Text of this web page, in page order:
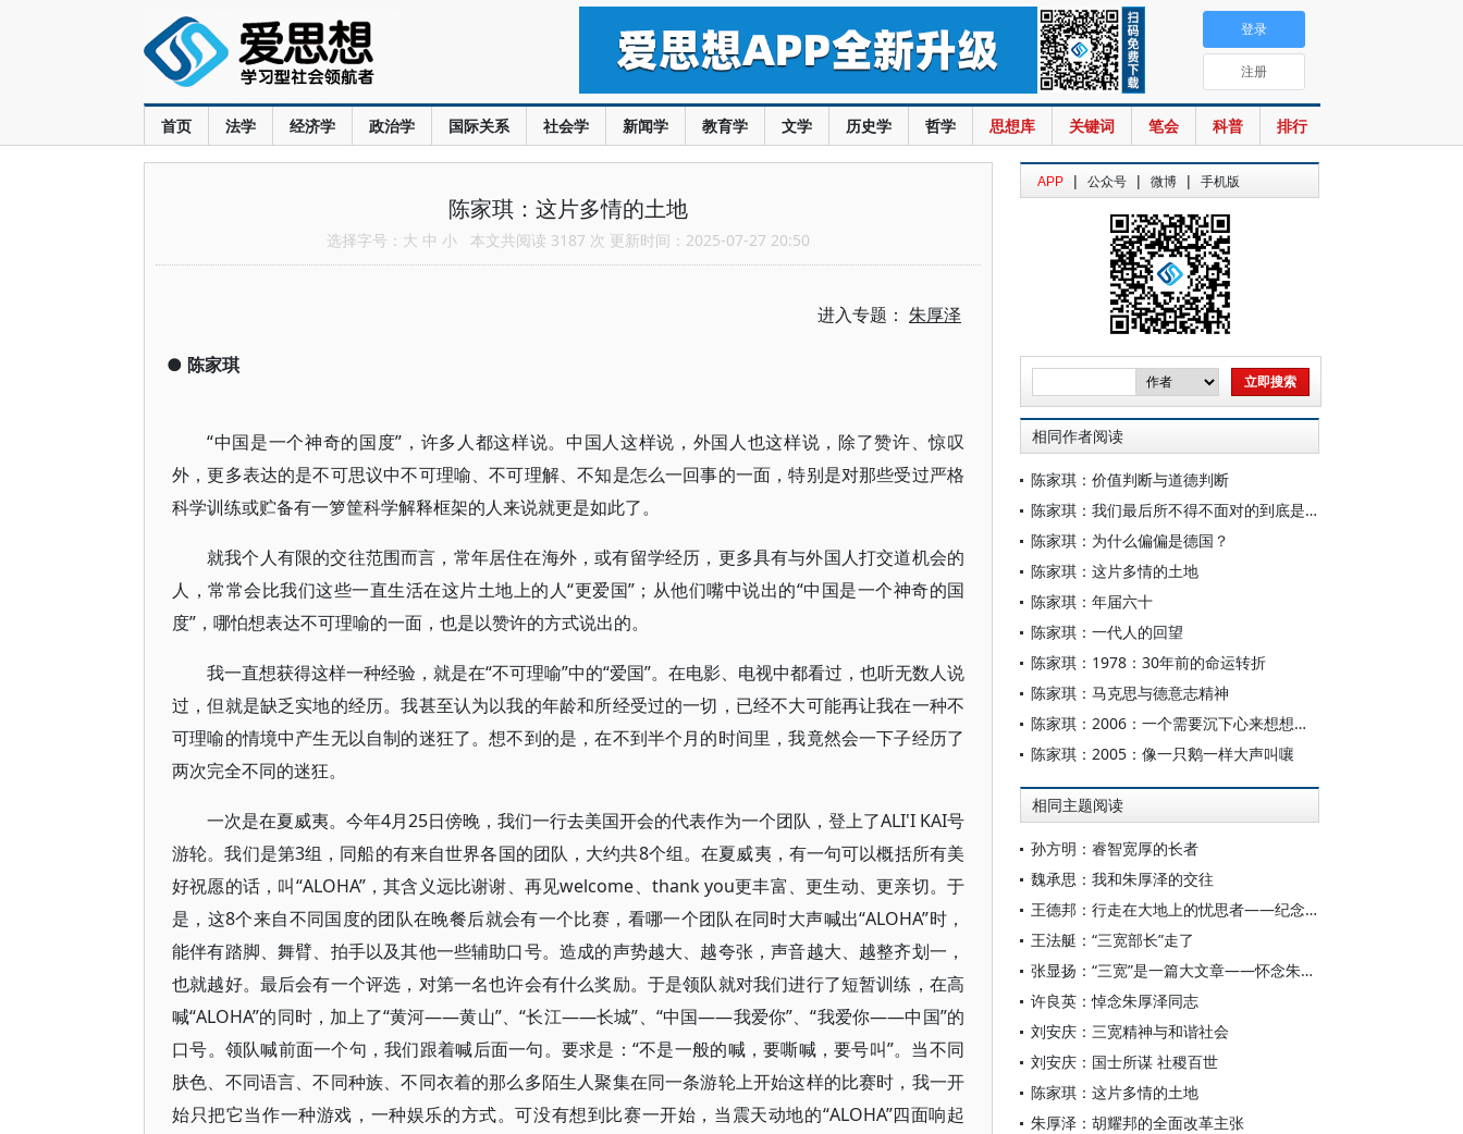
首页 法学 经济学 政治学 国际关系 社会学 新闻学 教育学 文学 历史学 哲学 思想库 关键词 笔会 科普 排行
登录
注册
陈家琪：这片多情的土地
选择字号： 大 中 小 本文共阅读 3187 次 更新时间：2025-07-27 20:50
进入专题： 朱厚泽
● 陈家琪
“中国是一个神奇的国度”，许多人都这样说。中国人这样说，外国人也这样说，除了赞许、惊叹
外，更多表达的是不可思议中不可理喻、不可理解、不知是怎么一回事的一面，特别是对那些受过严格
科学训练或贮备有一箩筐科学解释框架的人来说就更是如此了。
就我个人有限的交往范围而言，常年居住在海外，或有留学经历，更多具有与外国人打交道机会的
人，常常会比我们这些一直生活在这片土地上的人“更爱国”；从他们嘴中说出的“中国是一个神奇的国
度”，哪怕想表达不可理喻的一面，也是以赞许的方式说出的。
我一直想获得这样一种经验，就是在“不可理喻”中的“爱国”。在电影、电视中都看过，也听无数人说
过，但就是缺乏实地的经历。我甚至认为以我的年龄和所经受过的一切，已经不大可能再让我在一种不
可理喻的情境中产生无以自制的迷狂了。想不到的是，在不到半个月的时间里，我竟然会一下子经历了
两次完全不同的迷狂。
一次是在夏威夷。今年4月25日傍晚，我们一行去美国开会的代表作为一个团队，登上了ALI'I KAI号
游轮。我们是第3组，同船的有来自世界各国的团队，大约共8个组。在夏威夷，有一句可以概括所有美
好祝愿的话，叫“ALOHA”，其含义远比谢谢、再见welcome、thank you更丰富、更生动、更亲切。于
是，这8个来自不同国度的团队在晚餐后就会有一个比赛，看哪一个团队在同时大声喊出“ALOHA”时，
能伴有踏脚、舞臂、拍手以及其他一些辅助口号。造成的声势越大、越夸张，声音越大、越整齐划一，
也就越好。最后会有一个评选，对第一名也许会有什么奖励。于是领队就对我们进行了短暂训练，在高
喊“ALOHA”的同时，加上了“黄河——黄山”、“长江——长城”、“中国——我爱你”、“我爱你——中国”的
口号。领队喊前面一个句，我们跟着喊后面一句。要求是：“不是一般的喊，要嘶喊，要号叫”。当不同
肤色、不同语言、不同种族、不同衣着的那么多陌生人聚集在同一条游轮上开始这样的比赛时，我一开
始只把它当作一种游戏，一种娱乐的方式。可没有想到比赛一开始，当震天动地的“ALOHA”四面响起
APP | 公众号 | 微博 | 手机版
相同作者阅读
陈家琪：价值判断与道德判断
陈家琪：我们最后所不得不面对的到底是什么？
陈家琪：为什么偏偏是德国？
陈家琪：这片多情的土地
陈家琪：年届六十
陈家琪：一代人的回望
陈家琪：1978：30年前的命运转折
陈家琪：马克思与德意志精神
陈家琪：2006：一个需要沉下心来想想清楚的年份
陈家琪：2005：像一只鹅一样大声叫嚷
相同主题阅读
孙方明：睿智宽厚的长者
魏承思：我和朱厚泽的交往
王德邦：行走在大地上的忧思者——纪念朱厚泽先生
王法艇：“三宽部长”走了
张显扬：“三宽”是一篇大文章——怀念朱厚泽先生
许良英：悼念朱厚泽同志
刘安庆：三宽精神与和谐社会
刘安庆：国士所谋 社稷百世
陈家琪：这片多情的土地
朱厚泽：胡耀邦的全面改革主张